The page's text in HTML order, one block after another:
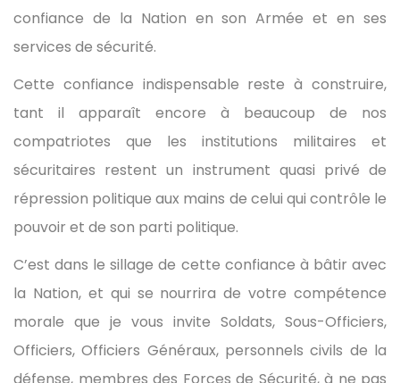
confiance de la Nation en son Armée et en ses
services de sécurité.
Cette confiance indispensable reste à construire,
tant il apparaît encore à beaucoup de nos
compatriotes que les institutions militaires et
sécuritaires restent un instrument quasi privé de
répression politique aux mains de celui qui contrôle le
pouvoir et de son parti politique.
C’est dans le sillage de cette confiance à bâtir avec
la Nation, et qui se nourrira de votre compétence
morale que je vous invite Soldats, Sous-Officiers,
Officiers, Officiers Généraux, personnels civils de la